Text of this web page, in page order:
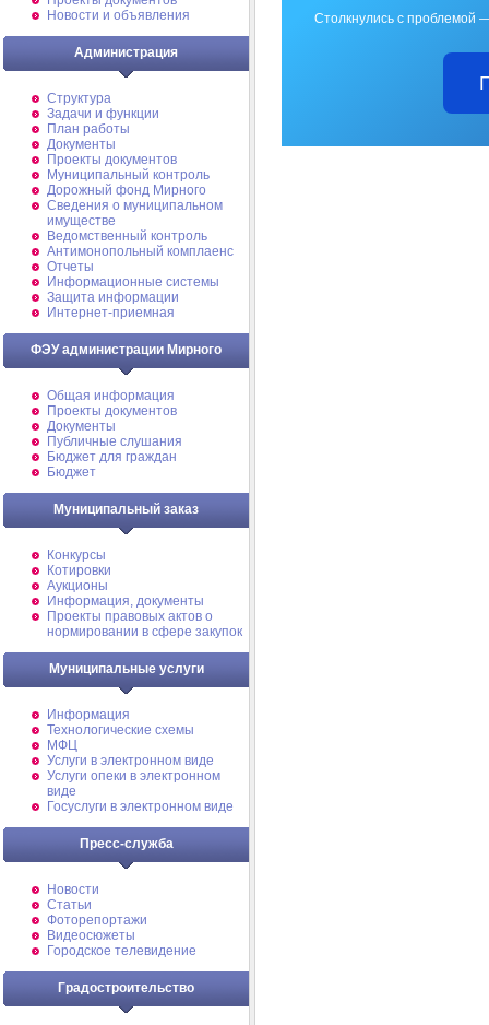
Новости и объявления
Администрация
Структура
Задачи и функции
План работы
Документы
Проекты документов
Муниципальный контроль
Дорожный фонд Мирного
Cведения о муниципальном
имуществе
Ведомственный контроль
Антимонопольный комплаенс
Отчеты
Информационные системы
Защита информации
Интернет-приемная
ФЭУ администрации Мирного
Общая информация
Проекты документов
Документы
Публичные слушания
Бюджет для граждан
Бюджет
Муниципальный заказ
Конкурсы
Котировки
Аукционы
Информация, документы
Проекты правовых актов о
нормировании в сфере закупок
Муниципальные услуги
Информация
Технологические схемы
МФЦ
Услуги в электронном виде
Услуги опеки в электронном
виде
Госуслуги в электронном виде
Пресс-служба
Новости
Статьи
Фоторепортажи
Видеосюжеты
Городское телевидение
Градостроительство
Столкнулись с проблемой